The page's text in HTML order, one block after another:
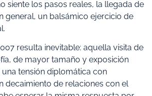
siente los pasos reales, la llegada de
general, un balsámico ejercicio de
resulta inevitable: aquella visita de
de mayor tamaño y exposición
tensión diplomática con
decaimiento de relaciones con el